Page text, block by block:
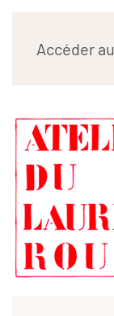
Accéder
ROUGE